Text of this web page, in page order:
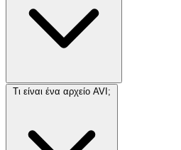
Τι είναι ένα αρχείο AVI;